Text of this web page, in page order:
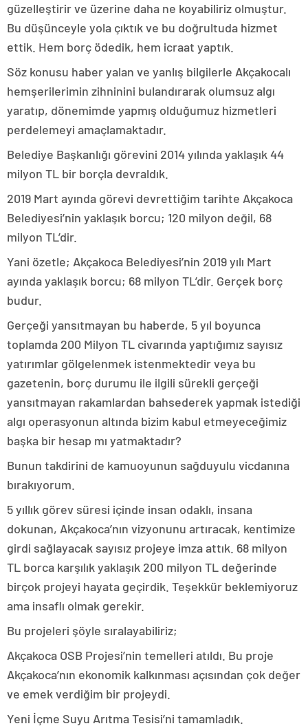
güzelleştirir ve üzerine daha ne koyabiliriz olmuştur.
Bu düşünceyle yola çıktık ve bu doğrultuda hizmet
ettik. Hem borç ödedik, hem icraat yaptık.
Söz konusu haber yalan ve yanlış bilgilerle Akçakocalı
hemşerilerimin zihninini bulandırarak olumsuz algı
yaratıp, dönemimde yapmış olduğumuz hizmetleri
perdelemeyi amaçlamaktadır.
Belediye Başkanlığı görevini 2014 yılında yaklaşık 44
milyon TL bir borçla devraldık.
2019 Mart ayında görevi devrettiğim tarihte Akçakoca
Belediyesi’nin yaklaşık borcu; 120 milyon değil, 68
milyon TL’dir.
Yani özetle; Akçakoca Belediyesi’nin 2019 yılı Mart
ayında yaklaşık borcu; 68 milyon TL’dir. Gerçek borç
budur.
Gerçeği yansıtmayan bu haberde, 5 yıl boyunca
toplamda 200 Milyon TL civarında yaptığımız sayısız
yatırımlar gölgelenmek istenmektedir veya bu
gazetenin, borç durumu ile ilgili sürekli gerçeği
yansıtmayan rakamlardan bahsederek yapmak istediği
algı operasyonun altında bizim kabul etmeyeceğimiz
başka bir hesap mı yatmaktadır?
Bunun takdirini de kamuoyunun sağduyulu vicdanına
bırakıyorum.
5 yıllık görev süresi içinde insan odaklı, insana
dokunan, Akçakoca’nın vizyonunu artıracak, kentimize
girdi sağlayacak sayısız projeye imza attık. 68 milyon
TL borca karşılık yaklaşık 200 milyon TL değerinde
birçok projeyi hayata geçirdik. Teşekkür beklemiyoruz
ama insaflı olmak gerekir.
Bu projeleri şöyle sıralayabiliriz;
Akçakoca OSB Projesi’nin temelleri atıldı. Bu proje
Akçakoca’nın ekonomik kalkınması açısından çok değer
ve emek verdiğim bir projeydi.
Yeni İçme Suyu Arıtma Tesisi’ni tamamladık.